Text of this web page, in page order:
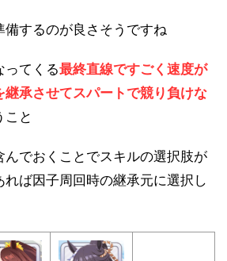
備するのが良さそうですね
ってくる最終直線ですごく速度が
継承させてスパートで競り負けな
こと
んでおくことでスキルの選択肢が
ば因子周回時の継承元に選択し